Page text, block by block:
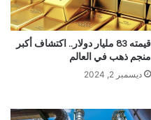
قيمته 83 مليار دولار.. اكتشاف أكبر
منجم ذهب في العالم
ديسمبر 2, 2024